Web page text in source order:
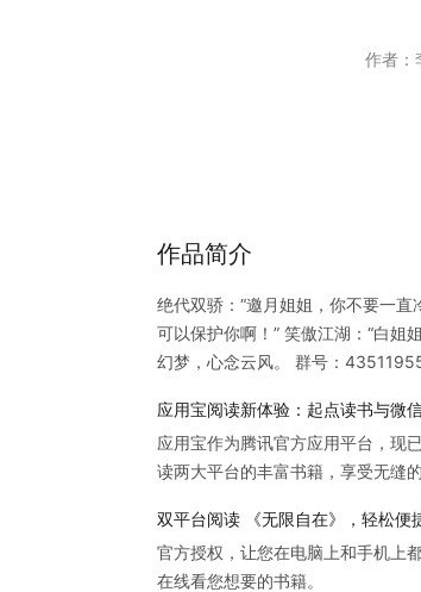
作者：
作品简介
绝代双骄：“邀月姐姐，你不要一
可以保护你啊！” 笑傲江湖：“白姐
幻梦，心念云风。 群号：
应用宝阅读新体验：起点读书与微
应用宝作为腾讯官方应用平台，现
读两大平台的丰富书籍，享受无缝的
双平台阅读 《无限自在》，轻松便
官方授权，让您在电脑上和手机上
在线看您想要的书籍。